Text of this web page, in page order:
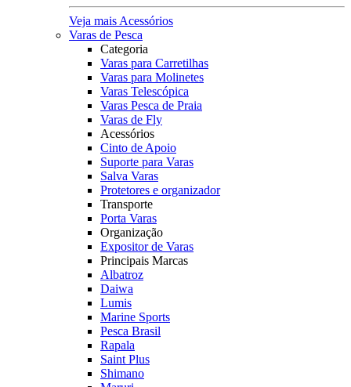
Veja mais Acessórios
Varas de Pesca
Categoria
Varas para Carretilhas
Varas para Molinetes
Varas Telescópica
Varas Pesca de Praia
Varas de Fly
Acessórios
Cinto de Apoio
Suporte para Varas
Salva Varas
Protetores e organizador
Transporte
Porta Varas
Organização
Expositor de Varas
Principais Marcas
Albatroz
Daiwa
Lumis
Marine Sports
Pesca Brasil
Rapala
Saint Plus
Shimano